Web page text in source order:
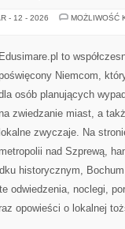
- 12 - 2026
MOŻLIWOŚĆ
Edusimare.pl to
Niemcom,
osób planujących
na zwiedzanie miast, a
lokalne zwyczaje. Na
metropolii nad Szprewą,
historycznym,
odwiedzenia, noclegi,
opowieści o lokalnej